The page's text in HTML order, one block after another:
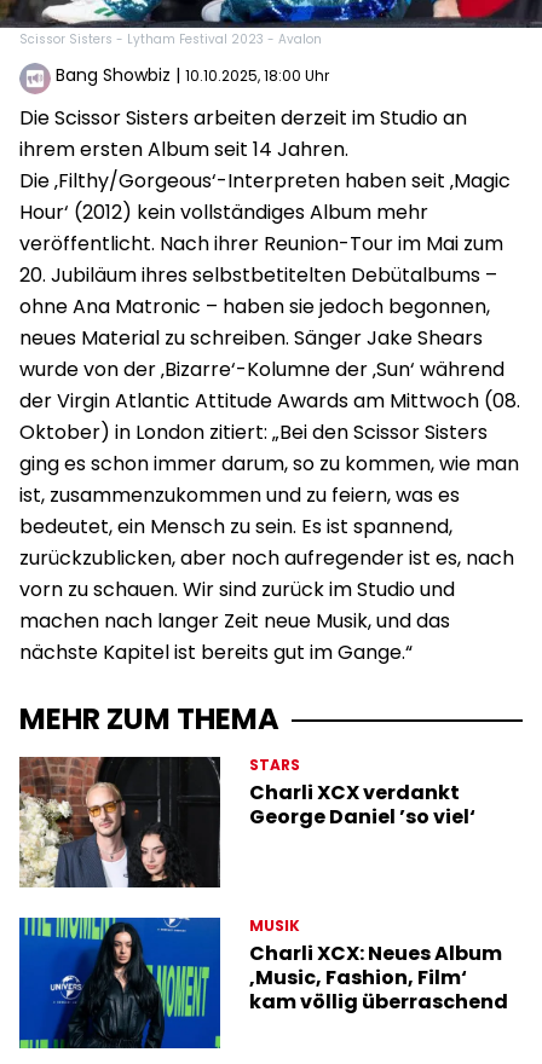
Scissor Sisters - Lytham Festival 2023 - Avalon
Bang Showbiz | 10.10.2025, 18:00 Uhr
Die Scissor Sisters arbeiten derzeit im Studio an
ihrem ersten Album seit 14 Jahren.
Die ‚Filthy/Gorgeous‘-Interpreten haben seit ‚Magic
Hour‘ (2012) kein vollständiges Album mehr
veröffentlicht. Nach ihrer Reunion-Tour im Mai zum
20. Jubiläum ihres selbstbetitelten Debütalbums –
ohne Ana Matronic – haben sie jedoch begonnen,
neues Material zu schreiben. Sänger Jake Shears
wurde von der ‚Bizarre‘-Kolumne der ‚Sun‘ während
der Virgin Atlantic Attitude Awards am Mittwoch (08.
Oktober) in London zitiert: „Bei den Scissor Sisters
ging es schon immer darum, so zu kommen, wie man
ist, zusammenzukommen und zu feiern, was es
bedeutet, ein Mensch zu sein. Es ist spannend,
zurückzublicken, aber noch aufregender ist es, nach
vorn zu schauen. Wir sind zurück im Studio und
machen nach langer Zeit neue Musik, und das
nächste Kapitel ist bereits gut im Gange.“
MEHR ZUM THEMA
STARS
Charli XCX verdankt
George Daniel ’so viel‘
MUSIK
Charli XCX: Neues Album
‚Music, Fashion, Film‘
kam völlig überraschend